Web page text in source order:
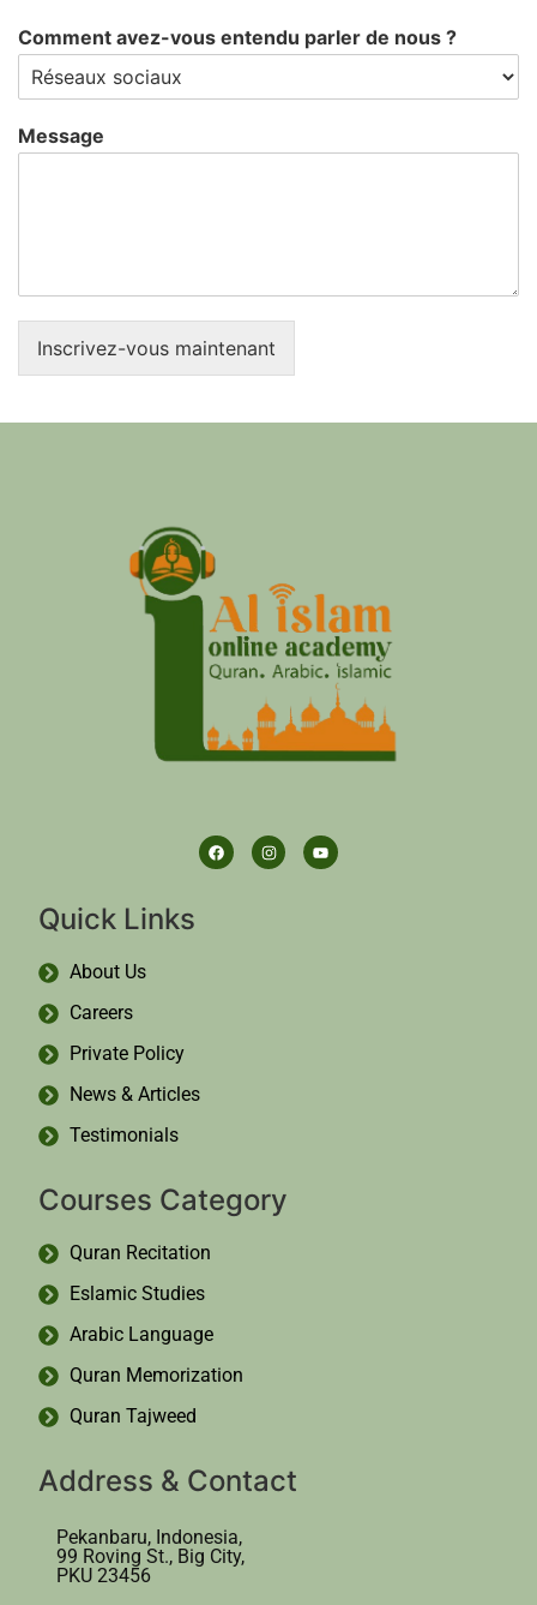
Comment avez-vous entendu parler de nous ?
Message
Inscrivez-vous maintenant
Quick Links
About Us
Careers
Private Policy
News & Articles
Testimonials
Courses Category
Quran Recitation
Eslamic Studies
Arabic Language
Quran Memorization
Quran Tajweed
Address & Contact
Pekanbaru, Indonesia,
99 Roving St., Big City,
PKU 23456